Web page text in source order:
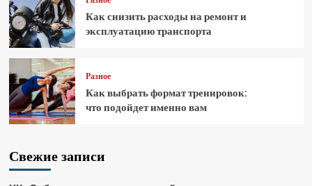
Как снизить расходы на ремонт и
эксплуатацию транспорта
Разное
Как выбрать формат тренировок:
что подойдет именно вам
Свежие записи